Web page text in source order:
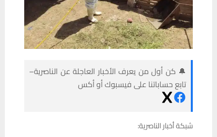
🔔 كن أول من يعرف الأخبار العاجلة عن الناصرية–
تابع حساباتنا على فيسبوك أو أكس
شبكةأخبارالناصرية: